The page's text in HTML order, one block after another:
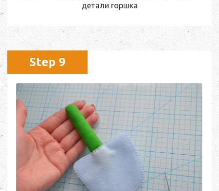
детали горшка
Step 9